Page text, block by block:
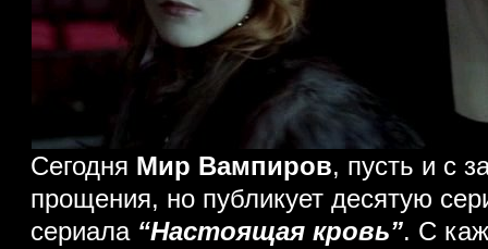
Сегодня Мир Вампиров, пусть и с
прощения, но публикует десятую
сериала “Настоящая кровь”. С